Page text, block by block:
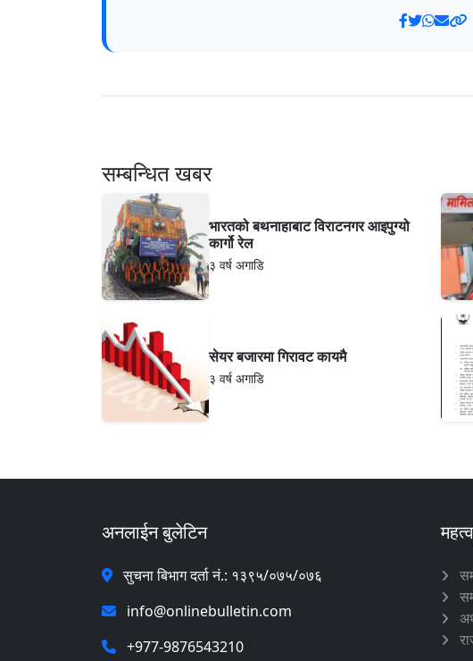
सम्बन्धित खबर
भारतको बथनाहाबाट विराटनगर आइपुग्यो
कार्गो रेल
३ वर्ष अगाडि
सेयर बजारमा गिरावट कायमै
३ वर्ष अगाडि
अनलाईन बुलेटिन
सुचना बिभाग दर्ता नं.: १३९५/०७५/०७६
info@onlinebulletin.com
+977-9876543210